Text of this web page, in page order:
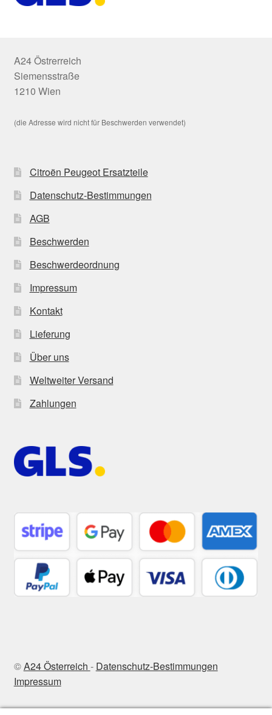
A24 Östrerreich
Siemensstraße
1210 Wien
(die Adresse wird nicht für Beschwerden verwendet)
Citroën Peugeot Ersatzteile
Datenschutz-Bestimmungen
AGB
Beschwerden
Beschwerdeordnung
Impressum
Kontakt
Lieferung
Über uns
Weltweiter Versand
Zahlungen
©A24 Österreich - Datenschutz-Bestimmungen
Impressum